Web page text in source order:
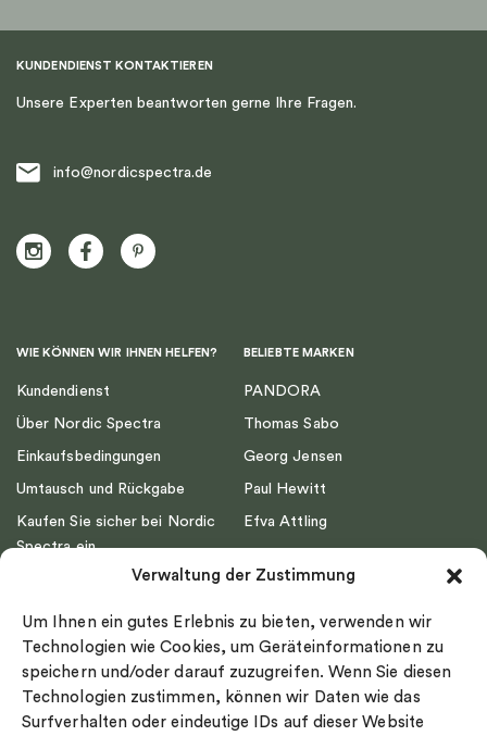
Verwaltung der Zustimmung
Um Ihnen ein gutes Erlebnis zu bieten, verwenden wir
Technologien wie Cookies, um Geräteinformationen zu
speichern und/oder darauf zuzugreifen. Wenn Sie diesen
Technologien zustimmen, können wir Daten wie das
Surfverhalten oder eindeutige IDs auf dieser Website
KUNDENDIENST KONTAKTIEREN
Unsere Experten beantworten gerne Ihre Fragen.
info@nordicspectra.de
WIE KÖNNEN WIR IHNEN HELFEN?
Kundendienst
Über Nordic Spectra
Einkaufsbedingungen
Umtausch und Rückgabe
Kaufen Sie sicher bei Nordic
Spectra ein
Impressum
Ringgröße
Widerrufsrecht
Cookie-policy
BELIEBTE MARKEN
PANDORA
Thomas Sabo
Georg Jensen
Paul Hewitt
Efva Attling
Drakenberg Sjölin
Nordic Spectra